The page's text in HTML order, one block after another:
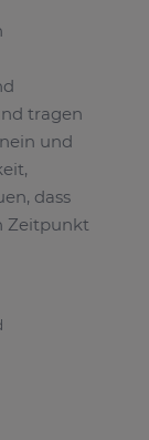
tragen
und
dass
Zeitpunkt